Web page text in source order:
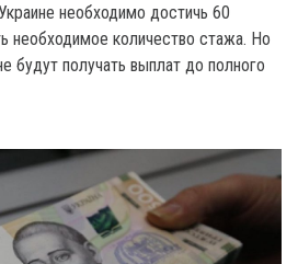
необходимо достичь 60
необходимое количество стажа. Но
будут получать выплат до полного